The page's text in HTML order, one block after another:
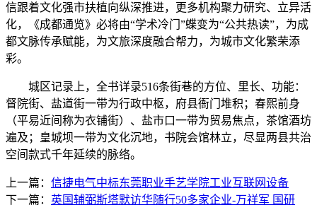
信跟着文化强市扶植向纵深推进，更多机构聚力研究、立异活
化，《成都通览》必将由“学术冷门”蝶变为“公共热读”，为成
都文脉传承赋能，为文旅深度融合帮力，为城市文化繁荣添
彩。
城区记录上，全书详录516条街巷的方位、里长、功能：
督院街、盐道街一带为行政中枢，府县衙门堆积；春熙前身
（平易近间称为衣铺街）、盐市口一带为贸易焦点，茶馆酒坊
遍及；皇城坝一带为文化沉地，书院会馆林立，尽显两县共治
空间款式千年延续的脉络。
上一篇： 信捷电气中标东莞职业手艺学院工业互联网设备
下一篇： 英国辅弼斯塔默访华随行50多家企业-万祥军 国研